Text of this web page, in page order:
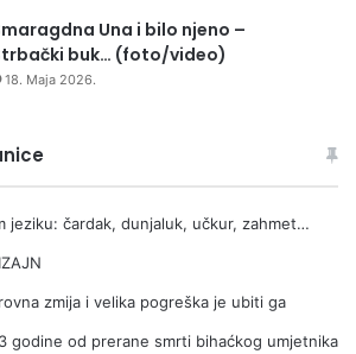
Una i bilo njeno –
buk… (foto/video)
18. Maja 2026.
jeziku: čardak, dunjaluk, učkur, zahmet…
zmija i velika pogreška je ubiti ga
godine od prerane smrti bihaćkog umjetnika